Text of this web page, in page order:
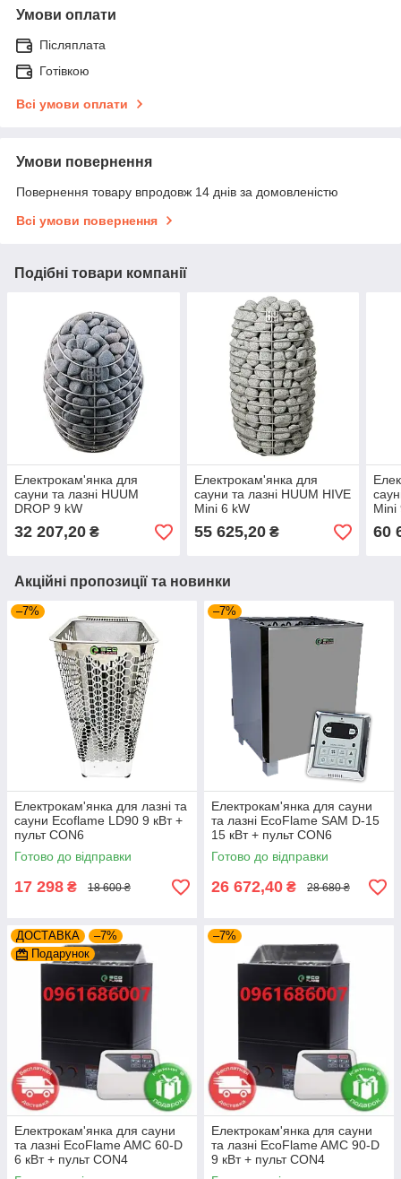
Умови оплати
Післяплата
Готівкою
Всі умови оплати
Умови повернення
Повернення товару впродовж 14 днів за домовленістю
Всі умови повернення
Подібні товари компанії
Електрокам'янка для
сауни та лазні HUUM
DROP 9 kW
32 207,20 ₴
Електрокам'янка для
сауни та лазні HUUM HIVE
Mini 6 kW
55 625,20₴
Mini
60
Акційні пропозиції та новинки
–7%
Електрокам'янка для лазні та
сауни Ecoflame LD90 9 кВт +
пульт CON6
Готово до відправки
17 298 ₴ 18 600 ₴
–7%
Електрокам'янка для сауни
та лазні EcoFlame SAM D-15
15 кВт + пульт CON6
Готово до відправки
26 672,40 ₴ 28 680 ₴
ДОСТАВКА
–7%
Подарунок
Електрокам'янка для сауни
та лазні EcoFlame AMC 60-D
6 кВт + пульт CON4
–7%
Електрокам'янка для сауни
та лазні EcoFlame AMC 90-D
9 кВт + пульт CON4